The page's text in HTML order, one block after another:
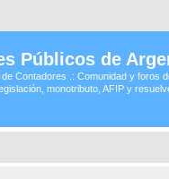
Públicos de
Contadores .: Comunidad y foros
monotributo, AFIP y